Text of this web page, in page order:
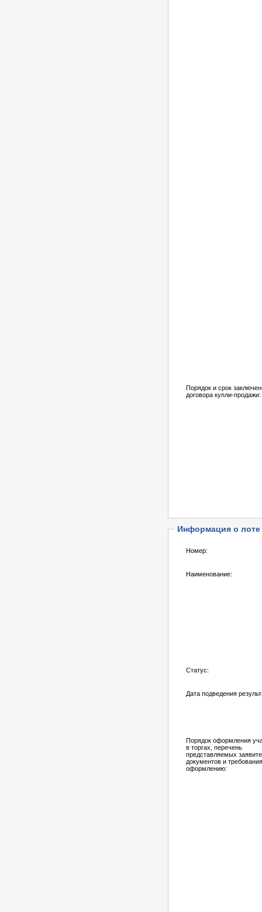
Порядок и срок
договора купли-продажи:
Информация о
Номер:
Наименование:
Статус:
Дата подведения
Порядок оформления
в торгах, перечень
представляемых
документов и
оформлению: